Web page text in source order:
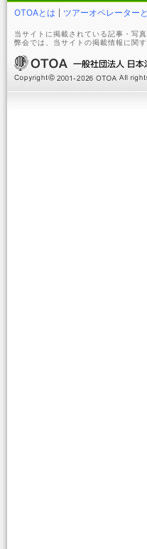
OTOAとは ツアーオペレーター
当サイトに掲載されている記事・写
弊会では、当サイトの掲載情報に関